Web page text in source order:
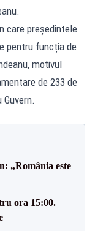
care președintele
pentru funcția de
motivul
de 233 de
„România este
ora 15:00.